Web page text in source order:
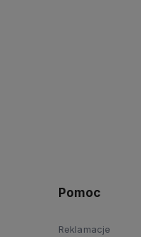
Pomoc
Reklamacje